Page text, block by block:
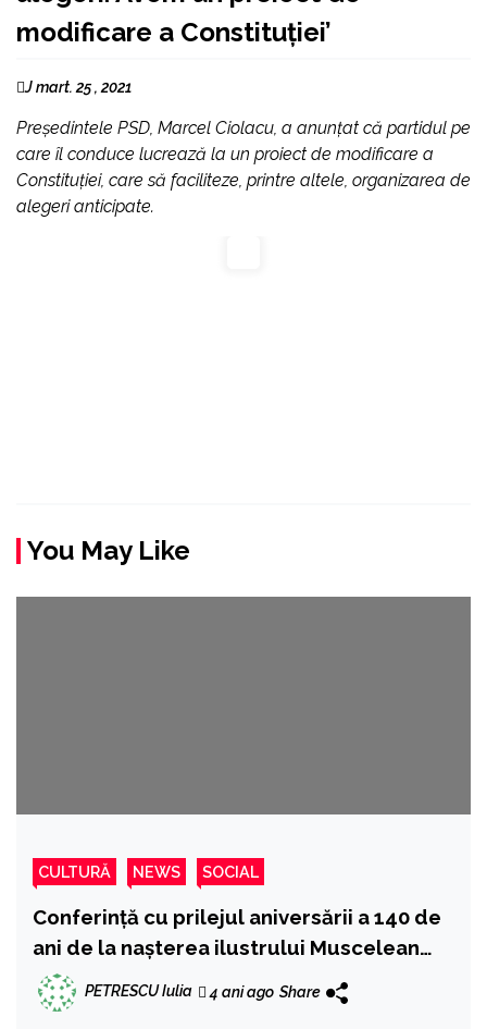
modificare a Constituției’
J mart. 25 , 2021
Președintele PSD, Marcel Ciolacu, a anunțat că partidul pe
care îl conduce lucrează la un proiect de modificare a
Constituției, care să faciliteze, printre altele, organizarea de
alegeri anticipate.
You May Like
CULTURĂ NEWS SOCIAL
Conferință cu prilejul aniversării a 140 de
ani de la nașterea ilustrului Muscelean
ION MIHALACHE, Dascăl și păstrător al
Tradițiilor Satului românesc etern
PETRESCU Iulia 4 ani ago Share